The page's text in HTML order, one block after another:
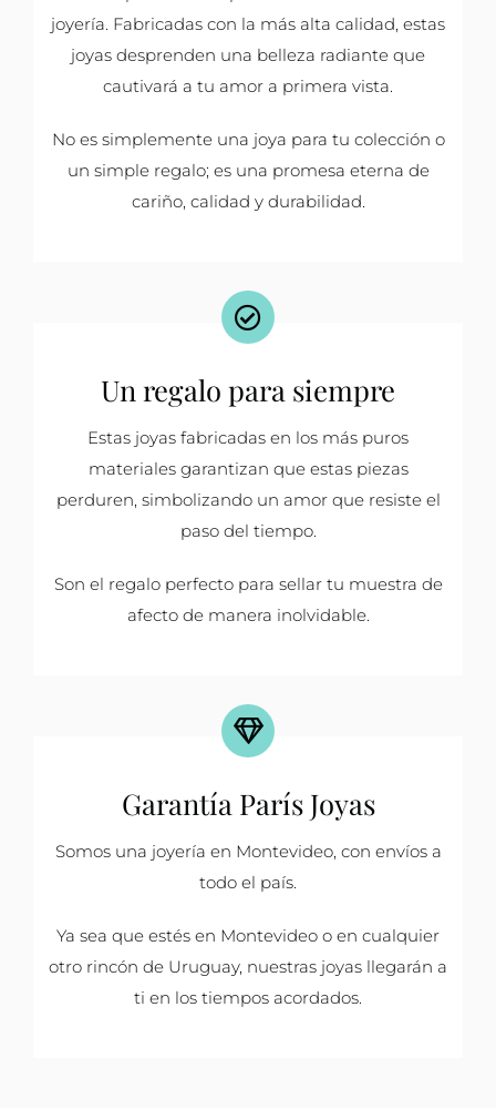
joyería. Fabricadas con la más alta calidad, estas
joyas desprenden una belleza radiante que
cautivará a tu amor a primera vista.
No es simplemente una joya para tu colección o
un simple regalo; es una promesa eterna de
cariño, calidad y durabilidad.
Un regalo para siempre
Estas joyas fabricadas en los más puros
materiales garantizan que estas piezas
perduren, simbolizando un amor que resiste el
paso del tiempo.
Son el regalo perfecto para sellar tu muestra de
afecto de manera inolvidable.
Garantía París Joyas
Somos una joyería en Montevideo, con envíos a
todo el país.
Ya sea que estés en Montevideo o en cualquier
otro rincón de Uruguay, nuestras joyas llegarán a
ti en los tiempos acordados.